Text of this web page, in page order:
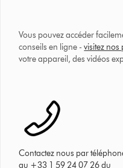
Vous pouvez accéder
conseils en ligne -visitez nos
votre appareil, des vidéos
Contactez nous par
au +33 1 59 24 07 26 du